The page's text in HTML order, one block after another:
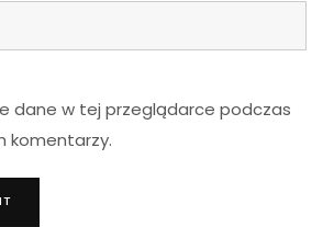
dane w tej przeglądarce podczas
komentarzy.